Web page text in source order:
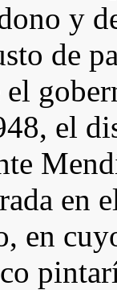
y
de
el
el
en
en